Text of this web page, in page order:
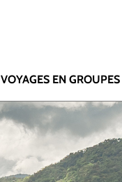
VOYAGES EN GROUPES